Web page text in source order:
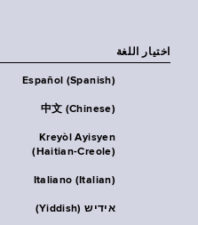
اختيار اللغة
Español (Spanish)
中文 (Chinese)
Kreyòl Ayisyen
(Haitian-Creole)
Italiano (Italian)
אידיש (Yiddish)